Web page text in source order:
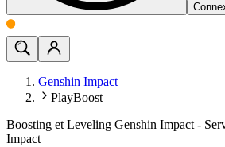
Genshin Impact
PlayBoost
Boosting et Leveling Genshin Impact -
Impact